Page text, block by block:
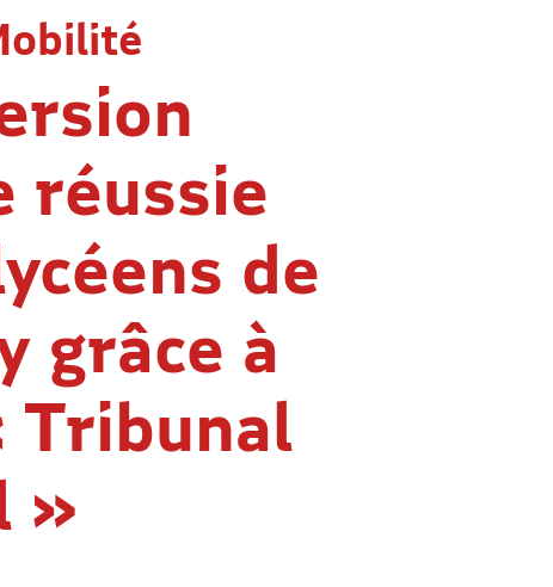
réussie
de
grâce à
Tribunal
»